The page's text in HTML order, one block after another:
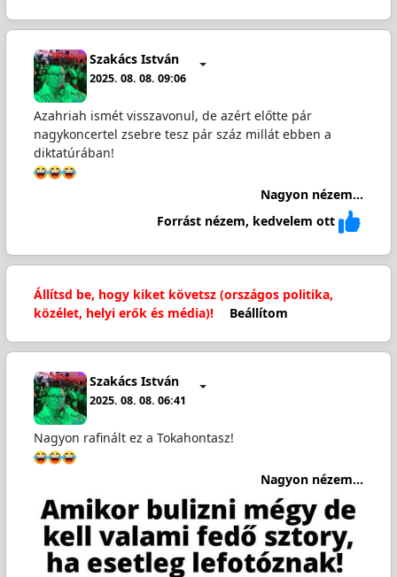
Szakács István
2025. 08. 08. 09:06
Azahriah ismét visszavonul, de azért előtte pár
nagykoncertel zsebre tesz pár száz millát ebben a
diktatúrában!
Nagyon nézem...
Forrást nézem, kedvelem ott
Állítsd be, hogy kiket követsz (országos politika,
közélet, helyi erők és média)!
Beállítom
Szakács István
2025. 08. 08. 06:41
Nagyon rafinált ez a Tokahontasz!
Nagyon nézem...